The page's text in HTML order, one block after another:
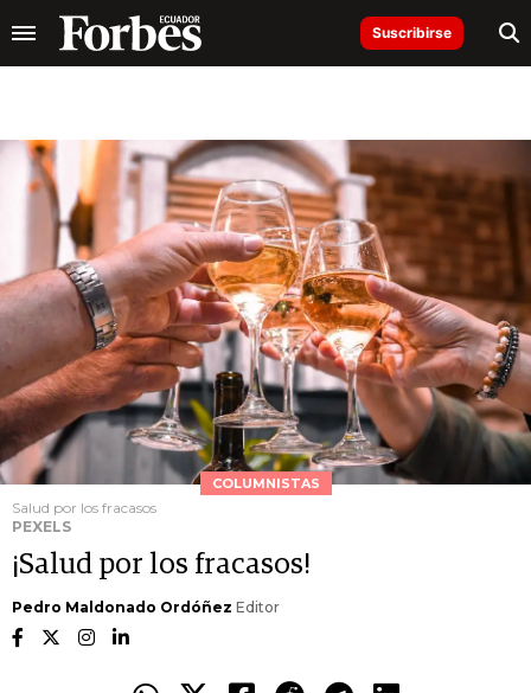
Suscribirse
COLUMNISTAS
Salud por los fracasos
PEXELS
¡Salud por los fracasos!
Pedro Maldonado Ordóñez Editor